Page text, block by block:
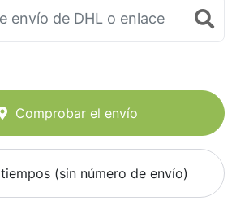
Comprobar el envío
(sin número de envío)